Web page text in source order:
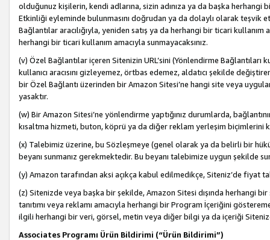
olduğunuz kişilerin, kendi adlarına, sizin adınıza ya da başka herhangi
Etkinliği eyleminde bulunmasını doğrudan ya da dolaylı olarak teşvik
Bağlantılar aracılığıyla, yeniden satış ya da herhangi bir ticari
herhangi bir ticari kullanım amacıyla sunmayacaksınız.
(v) Özel Bağlantılar içeren Sitenizin URL’sini (Yönlendirme Bağlantıları
kullanıcı aracısını gizleyemez, örtbas edemez, aldatıcı şekilde
bir Özel Bağlantı üzerinden bir Amazon Sitesi’ne hangi site veya
yasaktır.
(w) Bir Amazon Sitesi’ne yönlendirme yaptığınız durumlarda,
kısaltma hizmeti, buton, köprü ya da diğer reklam yerleşim biçimlerini
(x) Talebimiz üzerine, bu Sözleşmeye (genel olarak ya da belirli bir
beyanı sunmanız gerekmektedir. Bu beyanı talebimize uygun şekilde
(y) Amazon tarafından aksi açıkça kabul edilmedikçe, Siteniz’de fiyat
(z) Sitenizde veya başka bir şekilde, Amazon Sitesi dışında herhangi
tanıtımı veya reklamı amacıyla herhangi bir Program İçeriğini
ilgili herhangi bir veri, görsel, metin veya diğer bilgi ya da içeriği
Associates Programı Ürün Bildirimi (“Ürün Bildirimi”)